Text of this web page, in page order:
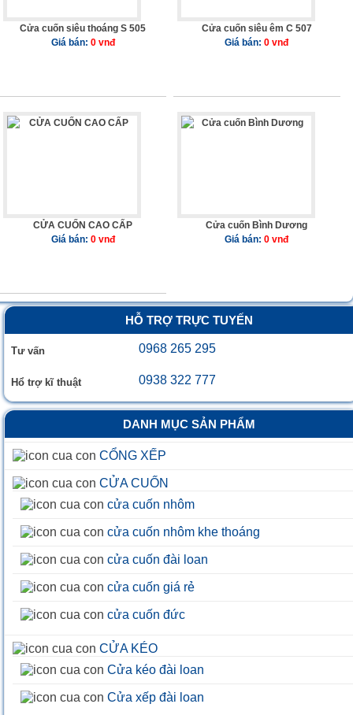
Cửa cuốn siêu thoáng S 505
Giá bán: 0 vnđ
Cửa cuốn siêu êm C 507
Giá bán:0 vnđ
CỬA CUỐN CAO CẤP
Giá bán: 0 vnđ
Cửa cuốn Bình Dương
Giá bán:0 vnđ
HỖ TRỢ TRỰC TUYẾN
Tư vấn 0968 265 295
Hổ trợ kĩ thuật 0938 322 777
DANH MỤC SẢN PHẨM
CỔNG XẾP
CỬA CUỐN
cửa cuốn nhôm
cửa cuốn nhôm khe thoáng
cửa cuốn đài loan
cửa cuốn giá rẻ
cửa cuốn đức
CỬA KÉO
Cửa kéo đài loan
Cửa xếp đài loan